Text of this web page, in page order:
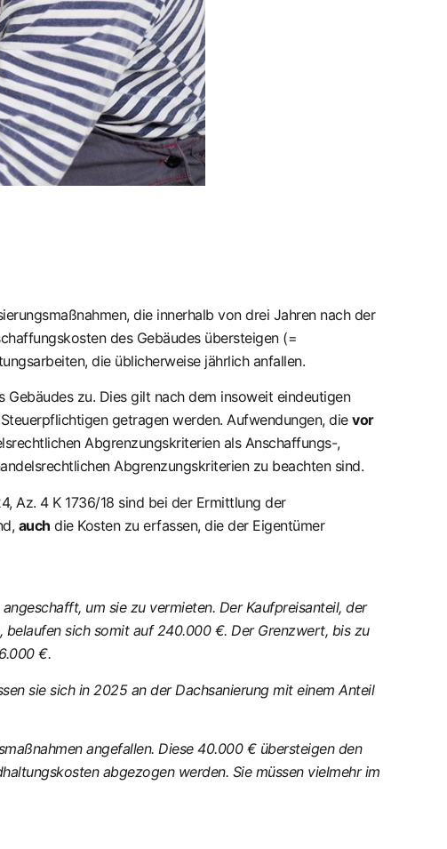
die innerhalb von drei Jahren nach der
des Gebäudes übersteigen (=
die üblicherweise jährlich anfallen.
zu. Dies gilt nach dem insoweit eindeutigen
getragen werden. Aufwendungen, die vor
Abgrenzungskriterien als Anschaffungs-,
Abgrenzungskriterien zu beachten sind.
Az. 4 K 1736/18 sind bei der Ermittlung der
auch die Kosten zu erfassen, die der Eigentümer
um sie zu vermieten. Der Kaufpreisanteil, der
sich somit auf 240.000 €. Der Grenzwert, bis zu
€.
sie sich in 2025 an der Dachsanierung mit einem Anteil
angefallen. Diese 40.000 € übersteigen den
abgezogen werden. Sie müssen vielmehr im